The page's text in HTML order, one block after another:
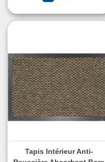
Tapis Intérieur Anti-